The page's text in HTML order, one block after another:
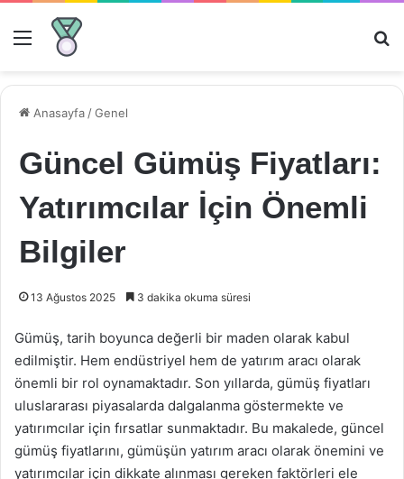
Menü
Anasayfa /Genel
Güncel Gümüş Fiyatları:
Yatırımcılar İçin Önemli
Bilgiler
13 Ağustos 2025 3 dakika okuma süresi
Gümüş, tarih boyunca değerli bir maden olarak kabul
edilmiştir. Hem endüstriyel hem de yatırım aracı olarak
önemli bir rol oynamaktadır. Son yıllarda, gümüş fiyatları
uluslararası piyasalarda dalgalanma göstermekte ve
yatırımcılar için fırsatlar sunmaktadır. Bu makalede, güncel
gümüş fiyatlarını, gümüşün yatırım aracı olarak önemini ve
yatırımcılar için dikkate alınması gereken faktörleri ele